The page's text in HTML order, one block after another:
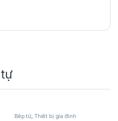
Bếp từ, Thiết bị gia đình